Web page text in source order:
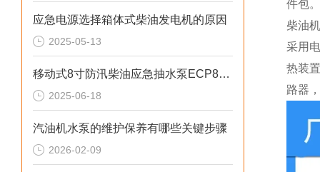
应急电源选择箱体式柴油发电机的原因
2025-05-13
移动式8寸防汛柴油应急抽水泵ECP80ME
2025-06-18
汽油机水泵的维护保养有哪些关键步骤
2026-02-09
件包。
柴油
采用
热装
路器